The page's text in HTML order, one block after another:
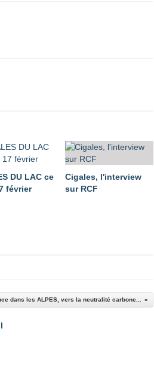
DU LAC ce
février
Cigales, l'interview
sur RCF
dans les ALPES, vers la neutralité carbone...